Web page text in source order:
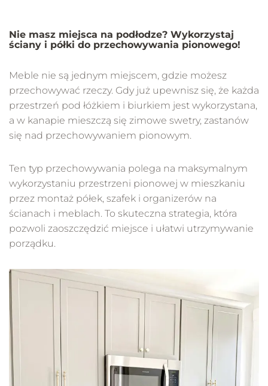
Nie masz miejsca na podłodze? Wykorzystaj
ściany i półki do przechowywania pionowego!
Meble nie są jednym miejscem, gdzie możesz
przechowywać rzeczy. Gdy już upewnisz się, że każda
przestrzeń pod łóżkiem i biurkiem jest wykorzystana,
a w kanapie mieszczą się zimowe swetry, zastanów
się nad przechowywaniem pionowym.
Ten typ przechowywania polega na maksymalnym
wykorzystaniu przestrzeni pionowej w mieszkaniu
przez montaż półek, szafek i organizerów na
ścianach i meblach. To skuteczna strategia, która
pozwoli zaoszczędzić miejsce i ułatwi utrzymywanie
porządku.